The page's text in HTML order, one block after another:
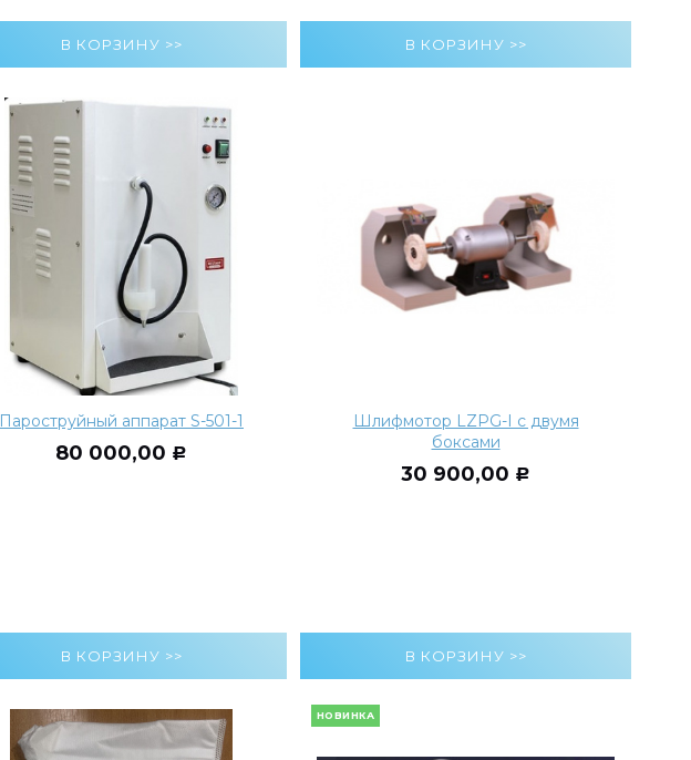
Пароструйный аппарат S-501-1
80 000,00 Р
Шлифмотор LZPG-I с двумя
боксами
30 900,00 Р
НОВИНКА